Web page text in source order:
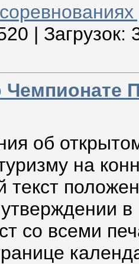
| Загрузок:
об
на
текст
со всеми